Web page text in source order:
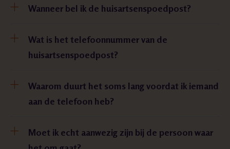
Wanneer bel ik de huisartsenspoedpost?
Wat is het telefoonnummer van de
huisartsenspoedpost?
Waarom duurt het soms lang voordat ik iemand
aan de telefoon heb?
Moet ik echt aanwezig zijn bij de persoon waar